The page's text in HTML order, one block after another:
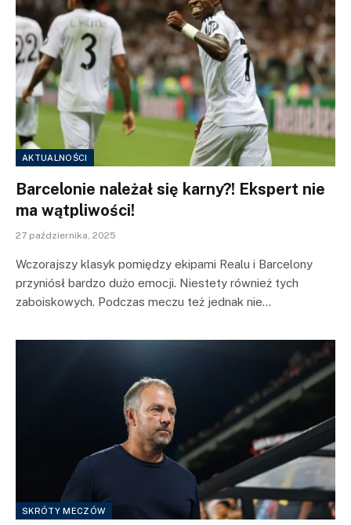
AKTUALNOŚCI
Barcelonie należał się karny?! Ekspert nie
ma wątpliwości!
27 października, 2025
Wczorajszy klasyk pomiędzy ekipami Realu i Barcelony
przyniósł bardzo dużo emocji. Niestety również tych
zaboiskowych. Podczas meczu też jednak nie…
SKRÓTY MECZÓW